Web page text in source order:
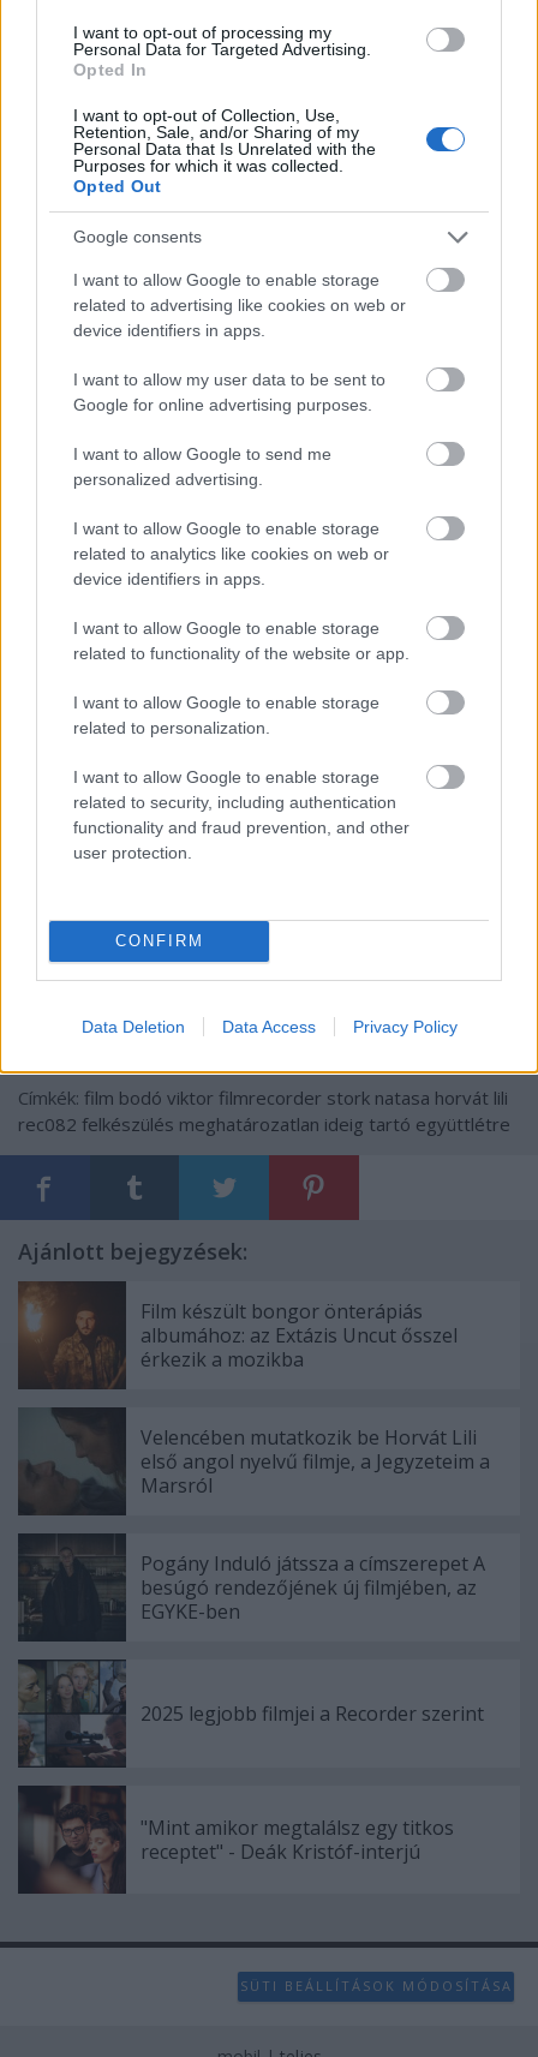
I want to opt-out of processing my
Personal Data for Targeted Advertising.
Opted In
I want to opt-out of Collection, Use,
Retention, Sale, and/or Sharing of my
Personal Data that Is Unrelated with the
Purposes for which it was collected.
Opted Out
Google consents
I want to allow Google to enable storage
related to advertising like cookies on web or
device identifiers in apps.
I want to allow my user data to be sent to
Google for online advertising purposes.
I want to allow Google to send me
personalized advertising.
I want to allow Google to enable storage
related to analytics like cookies on web or
device identifiers in apps.
I want to allow Google to enable storage
related to functionality of the website or app.
I want to allow Google to enable storage
related to personalization.
I want to allow Google to enable storage
related to security, including authentication
functionality and fraud prevention, and other
user protection.
CONFIRM
Data Deletion Data Access Privacy Policy
Ugyan itt is jelen van a rendszerkritika a magyar
egészségügy helyzetének ábrázolásával, a
Felkészülés…jóval elemeltebb a Szerdai gyerek
és pont univerzális témái – na meg a velencei
fesztiválszereplés és számos külföldi díj – miatt lehet
esélyes az Oscar-nevezésre. Horvát kreatívan és
érzékkel használja a filmnyelvet a hol melankolikus,
történet elmeséléséhez, melynek egyedül csak annyit
lehet felróni, hogy az ütős alapkonfliktus kissé
Felkészülés meghatározatlan ideig tartó együttlétre
hazai mozibemutató:2020. szeptember 24.*
osztályzat:8/10
szerző:Rácz Viktória
történő bezárásával sajnos egy darabig nem lesz
látható a film, bízzunk a mihamarabbi VOD-
megjelenésben.
Címkék: film bodó viktor filmrecorder stork natasa horvát lili
rec082 felkészülés meghatározatlan ideig tartó együttlétre
Ajánlott bejegyzések:
Film készült bongor önterápiás
albumához: az Extázis Uncut ősszel
érkezik a mozikba
Velencében mutatkozik be Horvát Lili
első angol nyelvű filmje, a Jegyzeteim a
Marsról
Pogány Induló játssza a címszerepet A
besúgó rendezőjének új filmjében, az
EGYKE-ben
2025 legjobb filmjei a Recorder szerint
"Mint amikor megtalálsz egy titkos
receptet" - Deák Kristóf-interjú
SÜTI BEÁLLÍTÁSOK MÓDOSÍTÁSA